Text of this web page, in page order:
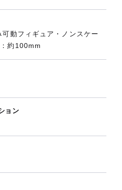
動フィギュア・ノンスケー
約100mm
ョン